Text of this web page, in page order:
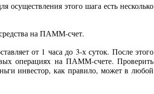
осуществления этого шага есть несколько
на ПАММ-счет.
от 1 часа до 3-х суток. После этого
операциях на ПАММ-счете. Проверить
инвестор, как правило, может в любой